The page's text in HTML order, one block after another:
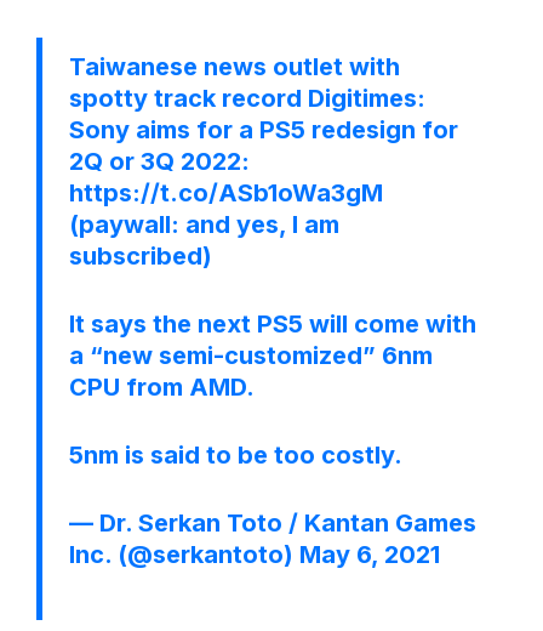
Taiwanese news outlet with
spotty track record Digitimes:
Sony aims for a PS5 redesign for
2Q or 3Q 2022:
https://t.co/ASb1oWa3gM
(paywall: and yes, I am
subscribed)
It says the next PS5 will come with
a “new semi-customized” 6nm
CPU from AMD.
5nm is said to be too costly.
— Dr. Serkan Toto / Kantan Games
Inc. (@serkantoto) May 6, 2021